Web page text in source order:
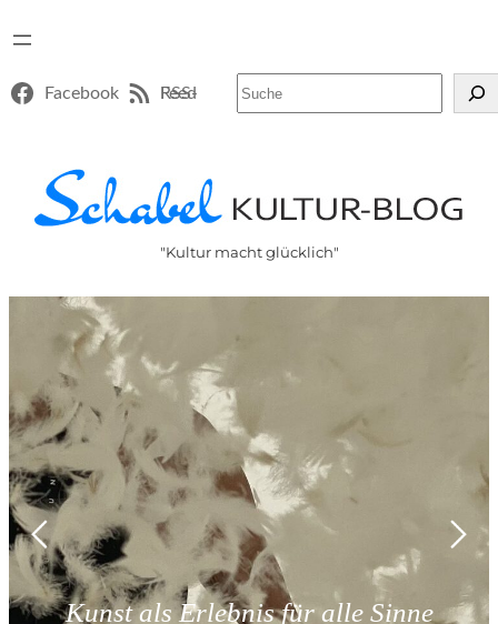
Facebook RSS-Feed
"Kultur macht glücklich"
als Erlebnis für alle Sinne